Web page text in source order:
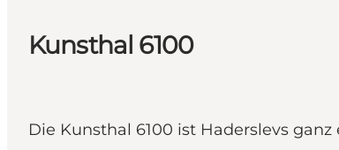
Kunsthal 6100
Die Kunsthal 6100 ist Haderslevs